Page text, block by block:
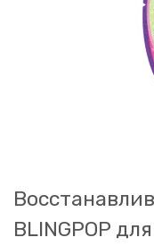
BLINGPOP